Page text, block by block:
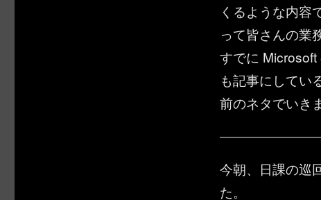
くるような内容
って皆さんの業
すでに
も記事にしてい
前のネタでいき
今朝、日課の巡
た。